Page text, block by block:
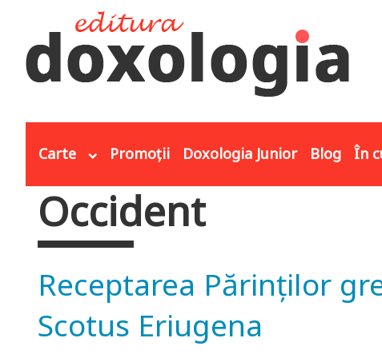
Carte Promoții Doxologia Junior Blog În
Eşti aici
Occident
Receptarea Părinților
Scotus Eriugena